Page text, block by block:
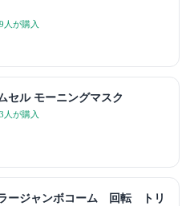
人が購入
セル モーニングマスク
人が購入
ージャンボコーム 回転 トリ